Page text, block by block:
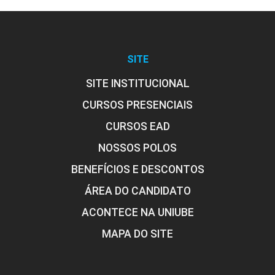
SISTEMAS SUPERVISÓRIOS
36
SITE
SITE INSTITUCIONAL
CURSOS PRESENCIAIS
CURSOS EAD
NOSSOS POLOS
BENEFÍCIOS E DESCONTOS
ÁREA DO CANDIDATO
ACONTECE NA UNIUBE
MAPA DO SITE